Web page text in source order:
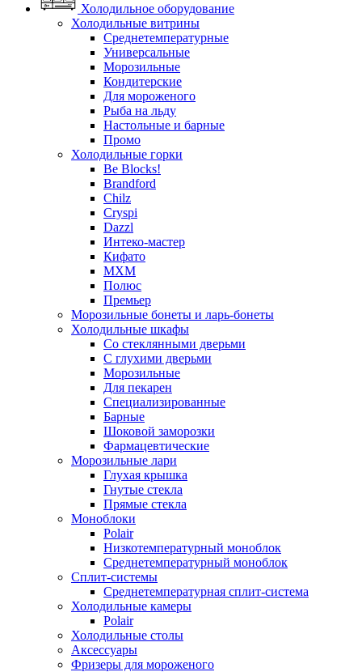
Холодильное оборудование
Холодильные витрины
Среднетемпературные
Универсальные
Морозильные
Кондитерские
Для мороженого
Рыба на льду
Настольные и барные
Промо
Холодильные горки
Be Blocks!
Brandford
Chilz
Cryspi
Dazzl
Интеко-мастер
Кифато
МХМ
Полюс
Премьер
Морозильные бонеты и ларь-бонеты
Холодильные шкафы
Со стеклянными дверьми
С глухими дверьми
Морозильные
Для пекарен
Специализированные
Барные
Шоковой заморозки
Фармацевтические
Морозильные лари
Глухая крышка
Гнутые стекла
Прямые стекла
Моноблоки
Polair
Низкотемпературный моноблок
Среднетемпературный моноблок
Сплит-системы
Среднетемпературная сплит-система
Холодильные камеры
Polair
Холодильные столы
Аксессуары
Фризеры для мороженого